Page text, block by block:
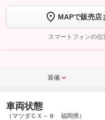
トーク画面で
ボタン
完了してください。
MAPで販売店
スマートフォンの
装備
車両状態
（マツダＣＸ－８ 福岡県）